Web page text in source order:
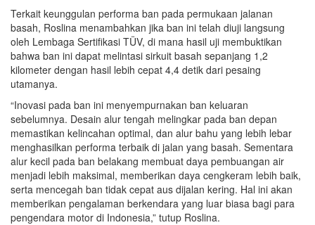
Terkait keunggulan performa ban pada permukaan jalanan
basah, Roslina menambahkan jika ban ini telah diuji langsung
oleh Lembaga Sertifikasi TÜV, di mana hasil uji membuktikan
bahwa ban ini dapat melintasi sirkuit basah sepanjang 1,2
kilometer dengan hasil lebih cepat 4,4 detik dari pesaing
utamanya.
“Inovasi pada ban ini menyempurnakan ban keluaran
sebelumnya. Desain alur tengah melingkar pada ban depan
memastikan kelincahan optimal, dan alur bahu yang lebih lebar
menghasilkan performa terbaik di jalan yang basah. Sementara
alur kecil pada ban belakang membuat daya pembuangan air
menjadi lebih maksimal, memberikan daya cengkeram lebih baik,
serta mencegah ban tidak cepat aus dijalan kering. Hal ini akan
memberikan pengalaman berkendara yang luar biasa bagi para
pengendara motor di Indonesia,” tutup Roslina.